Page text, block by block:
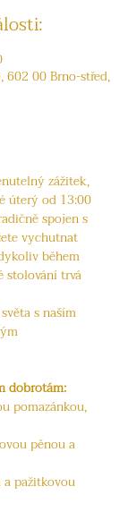
602 00 Brno-střed,
zážitek,
úterý od 13:00
spojen s
vychutnat
během
stolování trvá
s naším
dobrotám:
pomazánkou,
pěnou a
a pažitkovou